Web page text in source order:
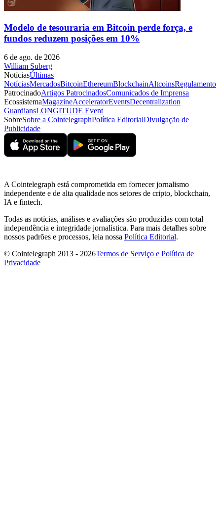
Modelo de tesouraria em Bitcoin perde força, e
fundos reduzem posições em 10%
6 de ago. de 2026
William Suberg
NotíciasÚltimas
NotíciasMercadosBitcoinEthereumBlockchainAltcoinsRegulamento
PatrocinadoArtigos PatrocinadosComunicados de Imprensa
EcossistemaMagazineAcceleratorEventsDecentralization
GuardiansLONGITUDE Event
SobreSobre a CointelegraphPolítica EditorialDivulgação de
Publicidade
A Cointelegraph está comprometida em fornecer jornalismo
independente e de alta qualidade nos setores de cripto, blockchain,
IA e fintech.
Todas as notícias, análises e avaliações são produzidas com total
independência e integridade jornalística. Para mais detalhes sobre
nossos padrões e processos, leia nossa Política Editorial.
© Cointelegraph 2013 - 2026Termos de Serviço e Política de
Privacidade